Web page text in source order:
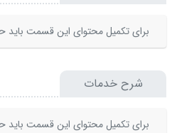
برای تکمیل محتوای این قسمت باید
شرح خدمات
برای تکمیل محتوای این قسمت باید